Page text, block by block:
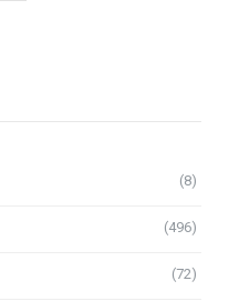
(8)
(496)
(72)